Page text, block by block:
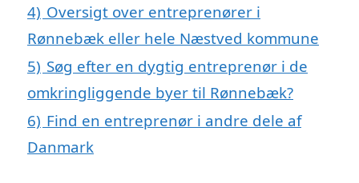
4) Oversigt over entreprenører i
Rønnebæk eller hele Næstved kommune
5) Søg efter en dygtig entreprenør i de
omkringliggende byer til Rønnebæk?
6) Find en entreprenør i andre dele af
Danmark